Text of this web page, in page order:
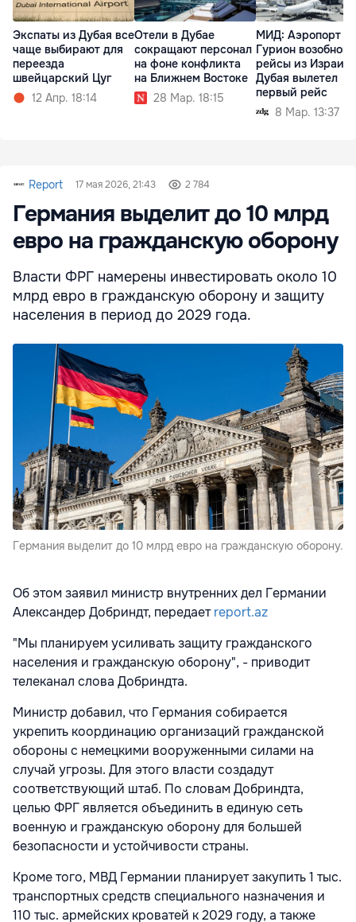
Экспаты из Дубая все
чаще выбирают для
переезда
швейцарский Цуг
12 Апр. 18:14
Отели в Дубае
сокращают персонал
на фоне конфликта
на Ближнем Востоке
28 Мар. 18:15
МИД: Аэропорт
Гурион
рейсы из
Дубая вылетел
первый рейс
8 Мар. 13:37
Report 17 мая 2026, 21:43 2 784
Германия выделит до 10 млрд
евро на гражданскую оборону
Власти ФРГ намерены инвестировать около 10
млрд евро в гражданскую оборону и защиту
населения в период до 2029 года.
Германия выделит до 10 млрд евро на гражданскую оборону.
Об этом заявил министр внутренних дел Германии
Александер Добриндт, передаетreport.az
"Мы планируем усиливать защиту гражданского
населения и гражданскую оборону", - приводит
телеканал слова Добриндта.
Министр добавил, что Германия собирается
укрепить координацию организаций гражданской
обороны с немецкими вооруженными силами на
случай угрозы. Для этого власти создадут
соответствующий штаб. По словам Добриндта,
целью ФРГ является объединить в единую сеть
военную и гражданскую оборону для большей
безопасности и устойчивости страны.
Кроме того, МВД Германии планирует закупить 1 тыс.
транспортных средств специального назначения и
110 тыс. армейских кроватей к 2029 году, а также